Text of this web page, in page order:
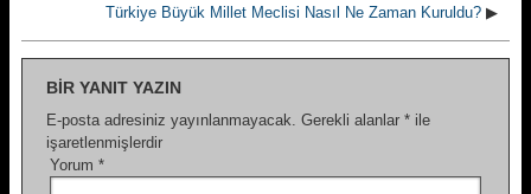
Türkiye Büyük Millet Meclisi Nasıl Ne Zaman Kuruldu? ▶
BIR YANIT YAZIN
E-posta adresiniz yayınlanmayacak. Gerekli alanlar * ile
işaretlenmişlerdir
Yorum *